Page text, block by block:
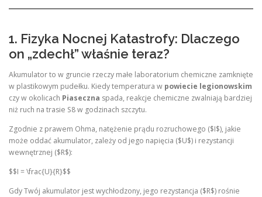
1. Fizyka Nocnej Katastrofy: Dlaczego
on „zdechł” właśnie teraz?
Akumulator to w gruncie rzeczy małe laboratorium chemiczne zamknięte
w plastikowym pudełku. Kiedy temperatura w powiecie legionowskim
czy w okolicach Piaseczna spada, reakcje chemiczne zwalniają bardziej
niż ruch na trasie S8 w godzinach szczytu.
Zgodnie z prawem Ohma, natężenie prądu rozruchowego ($I$), jakie
może oddać akumulator, zależy od jego napięcia ($U$) i rezystancji
wewnętrznej ($R$):
$$I = \frac{U}{R}$$
Gdy Twój akumulator jest wychłodzony, jego rezystancja ($R$) rośnie